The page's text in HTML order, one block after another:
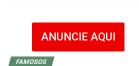
ANUNCIE AQUI
FAMOSOS